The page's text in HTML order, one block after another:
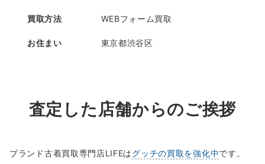
買取方法 WEBフォーム買取
お住まい 東京都渋谷区
査定した店舗からのご挨拶
ブランド古着買取専門店LIFEはグッチの買取を強化中です。